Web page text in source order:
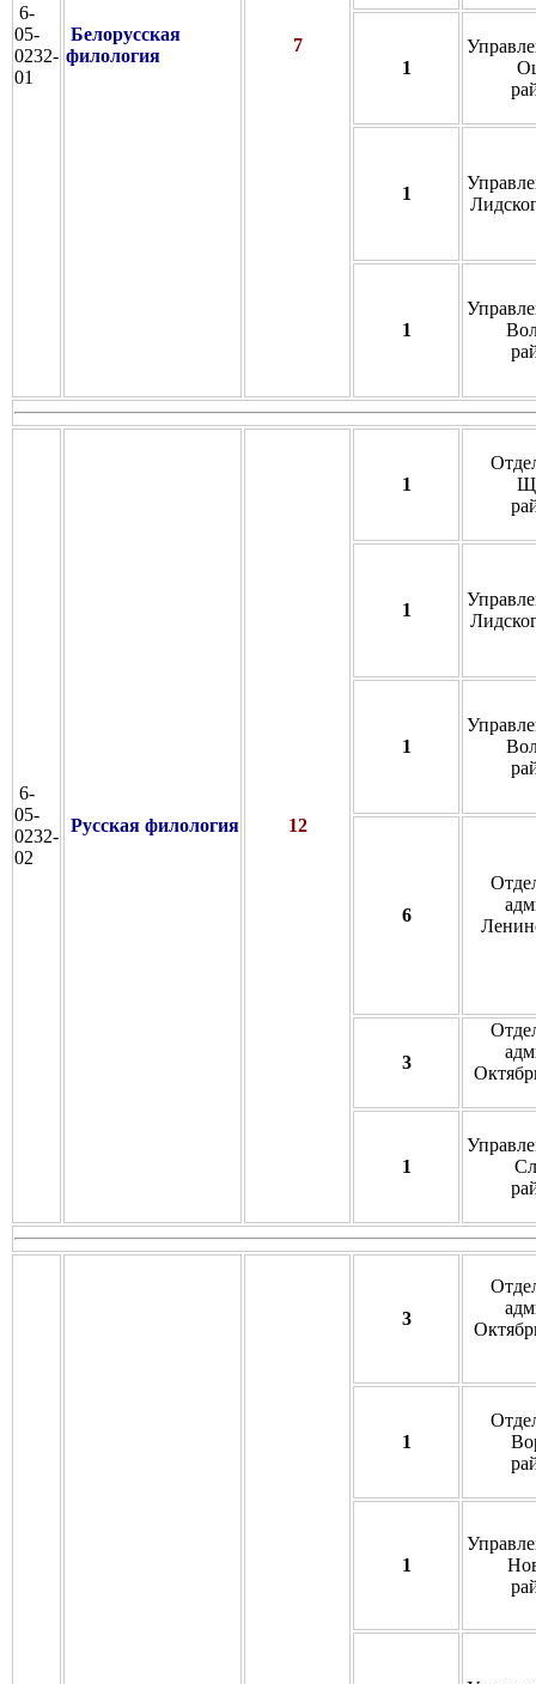
6-
05-
0232-
01
Белорусская
филология
7
1
1
1
6-
05-
0232-
02
Русская филология 12
1
1
1
6
3
1
3
1
1